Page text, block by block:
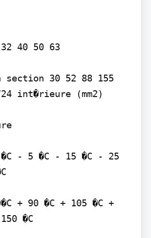
40 50 63
30 52 88 155
int�rieure (mm2)
- 5 �C - 15 �C - 25
+ 90 �C + 105 �C +
�C